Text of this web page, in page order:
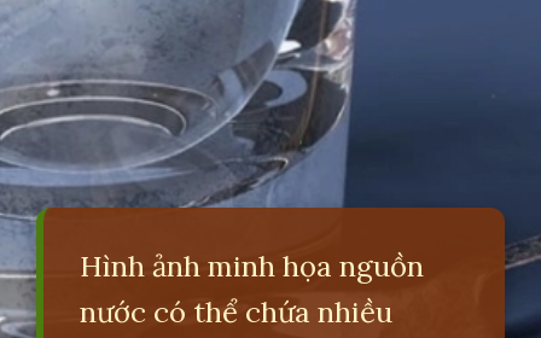
Hình ảnh minh họa nguồn
nước có thể chứa nhiều